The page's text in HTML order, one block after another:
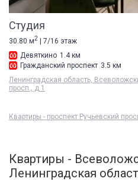
Студия
30.80 м2 | 7/16 этаж
Девяткино 1.4 км
Гражданский проспект 3.5 км
Ленинградская область,
просп., д 1
Квартиры - проспект Ручьевский
Квартиры -
Ленинградская